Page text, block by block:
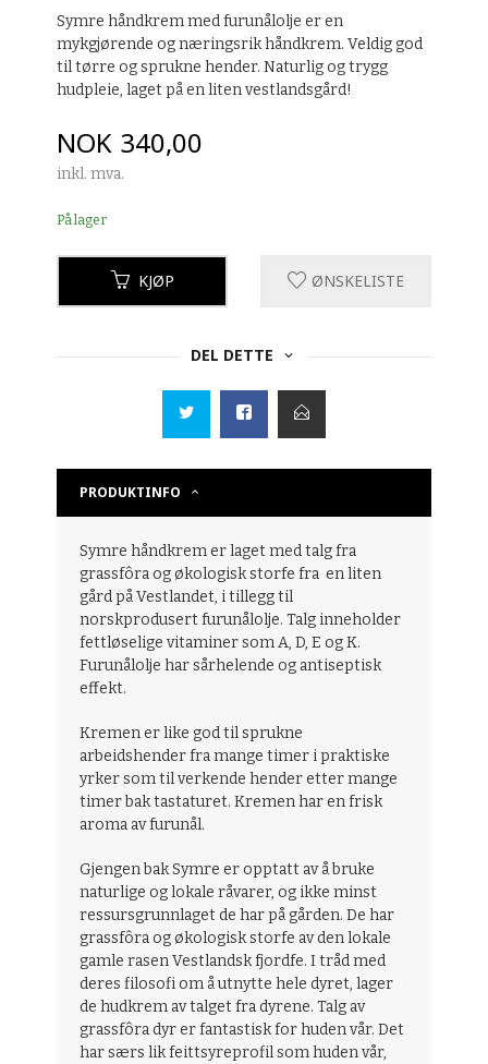
Symre håndkrem med furunålolje er en
mykgjørende og næringsrik håndkrem. Veldig god
til tørre og sprukne hender. Naturlig og trygg
hudpleie, laget på en liten vestlandsgård!
Pris
NOK 340,00
inkl. mva.
På lager
KJØP ØNSKELISTE
DEL DETTE
PRODUKTINFO
Symre håndkrem er laget med talg fra
grassfôra og økologisk storfe fra en liten
gård på Vestlandet, i tillegg til
norskprodusert furunålolje. Talg inneholder
fettløselige vitaminer som A, D, E og K.
Furunålolje har sårhelende og antiseptisk
effekt.
Kremen er like god til sprukne
arbeidshender fra mange timer i praktiske
yrker som til verkende hender etter mange
timer bak tastaturet. Kremen har en frisk
aroma av furunål.
Gjengen bak Symre er opptatt av å bruke
naturlige og lokale råvarer, og ikke minst
ressursgrunnlaget de har på gården. De har
grassfôra og økologisk storfe av den lokale
gamle rasen Vestlandsk fjordfe. I tråd med
deres filosofi om å utnytte hele dyret, lager
de hudkrem av talget fra dyrene. Talg av
grassfôra dyr er fantastisk for huden vår. Det
har særs lik feittsyreprofil som huden vår,